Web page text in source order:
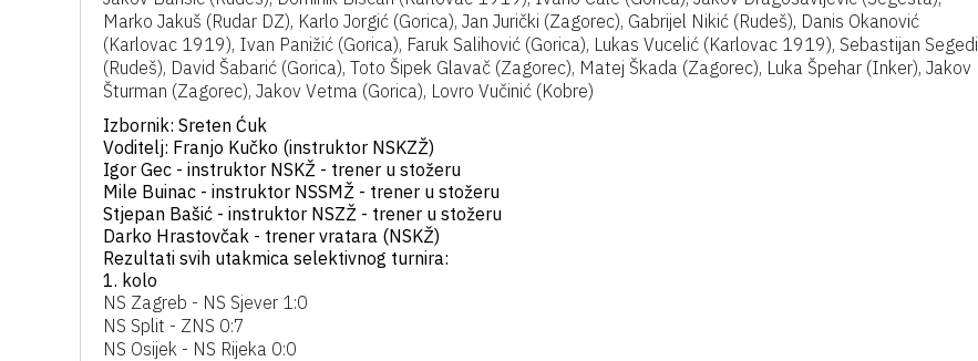
Marko Jakuš (Rudar DZ), Karlo Jorgić (Gorica), Jan Jurički (Zagorec), Gabrijel Nikić (Rudeš), Danis Okanović
(Karlovac 1919), Ivan Panižić (Gorica), Faruk Salihović (Gorica), Lukas Vucelić (Karlovac 1919), Sebastijan Segedi
(Rudeš), David Šabarić (Gorica), Toto Šipek Glavač (Zagorec), Matej Škada (Zagorec), Luka Špehar (Inker), Jakov
Šturman (Zagorec), Jakov Vetma (Gorica), Lovro Vučinić (Kobre)
Izbornik: Sreten Ćuk
Voditelj: Franjo Kučko (instruktor NSKZŽ)
Igor Gec - instruktor NSKŽ - trener u stožeru
Mile Buinac - instruktor NSSMŽ - trener u stožeru
Stjepan Bašić - instruktor NSZŽ - trener u stožeru
Darko Hrastovčak - trener vratara (NSKŽ)
Rezultati svih utakmica selektivnog turnira:
1. kolo
NS Zagreb - NS Sjever 1:0
NS Split - ZNS 0:7
NS Osijek - NS Rijeka 0:0